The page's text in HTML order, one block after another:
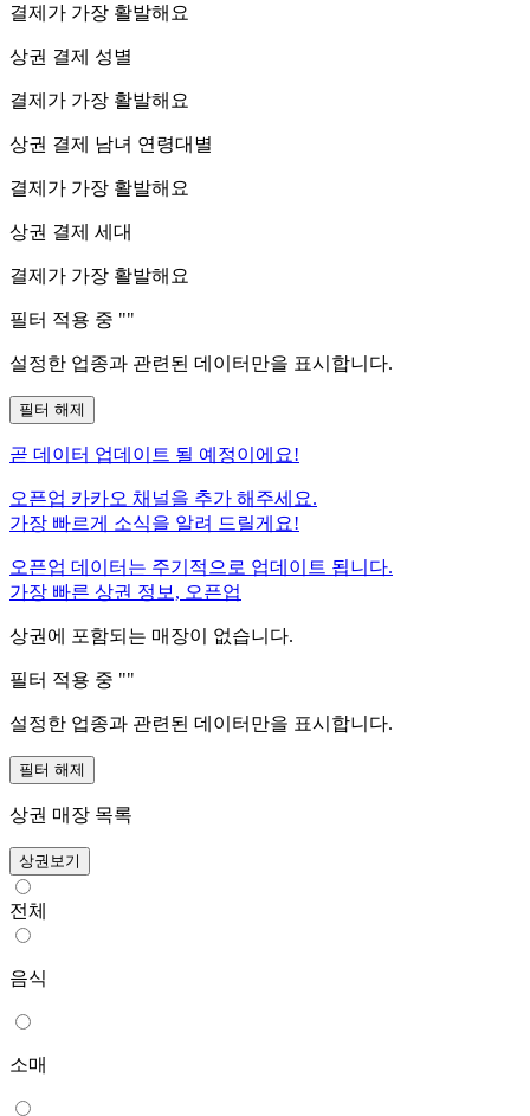
결제가 가장 활발해요
상권 결제 성별
결제가 가장 활발해요
상권 결제 남녀 연령대별
결제가 가장 활발해요
상권 결제 세대
결제가 가장 활발해요
필터 적용 중 ""
설정한 업종과 관련된 데이터만을 표시합니다.
필터 해제
곧 데이터 업데이트 될 예정이에요!
오픈업 카카오 채널을 추가 해주세요.
가장 빠르게 소식을 알려 드릴게요!
오픈업 데이터는 주기적으로 업데이트 됩니다.
가장 빠른 상권 정보, 오픈업
상권에 포함되는 매장이 없습니다.
필터 적용 중 ""
설정한 업종과 관련된 데이터만을 표시합니다.
필터 해제
상권 매장 목록
상권보기
전체
음식
소매